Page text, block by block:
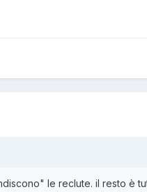
le reclute. il resto è